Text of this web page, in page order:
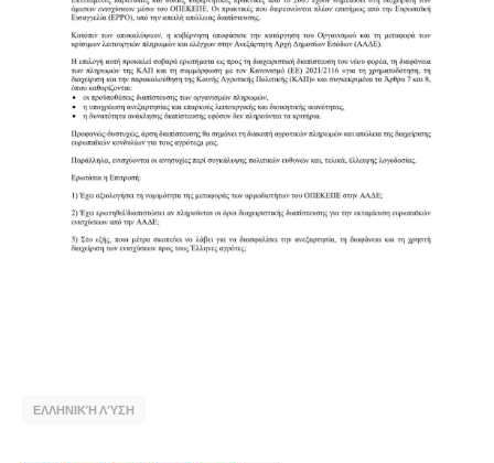
ΕΛΛΗΝΙΚΉ ΛΎΣΗ